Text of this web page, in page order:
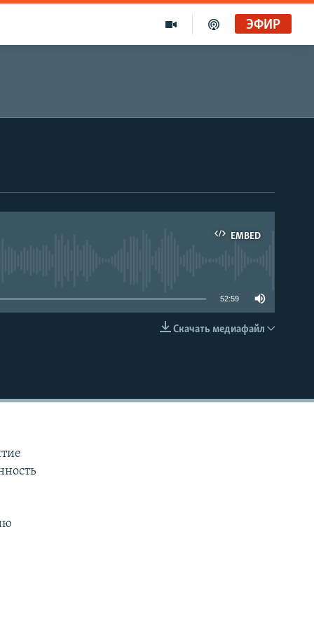
ЭФИР
EMBED
EMBED
52:59
Скачать медиафайл